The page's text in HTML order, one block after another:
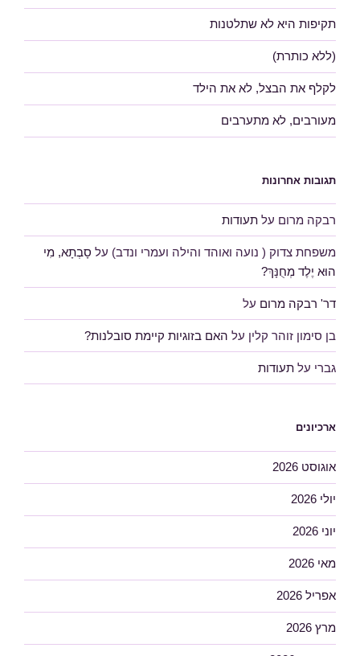
תקיפות היא לא שתלטנות
(ללא כותרת)
לקלף את הבצל, לא את הילד
מעורבים, לא מתערבים
תגובות אחרונות
רבקה מרום על תעודות
משפחת צדוק ( נועה ואוהד והילה ועמרי ונדב) על סָבְתָא, מִי
הוּא יֶלֶד מְחֻנָּךְ?
דר' רבקה מרום על
בן סימון זוהר קלין על האם בזוגיות קיימת סובלנות?
גברי על תעודות
ארכיונים
אוגוסט 2026
יולי 2026
יוני 2026
מאי 2026
אפריל 2026
מרץ 2026